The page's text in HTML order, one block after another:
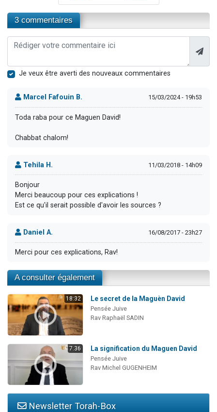
3 commentaires
Je veux être averti des nouveaux commentaires
Marcel Fafouin B. 15/03/2024 - 19h53
Toda raba pour ce Maguen David!
Chabbat chalom!
Tehila H. 11/03/2018 - 14h09
Bonjour
Merci beaucoup pour ces explications !
Est ce qu'il serait possible d'avoir les sources ?
Daniel A. 16/08/2017 - 23h27
Merci pour ces explications, Rav!
A consulter également
18:32 Le secret de la Maguèn David
Pensée Juive
Rav Raphaël SADIN
7:36 La signification du Maguen David
Pensée Juive
Rav Michel GUGENHEIM
Newsletter Torah-Box